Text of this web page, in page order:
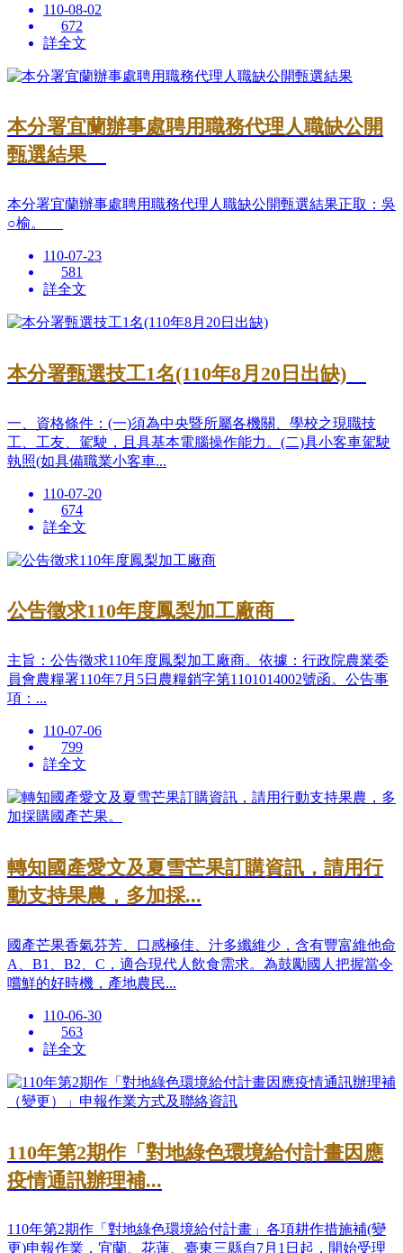
110-08-02
672
詳全文
本分署宜蘭辦事處聘用職務代理人職缺公開
甄選結果
本分署宜蘭辦事處聘用職務代理人職缺公開甄選結果正取：吳
○榆。
110-07-23
581
詳全文
本分署甄選技工1名(110年8月20日出缺)
一、資格條件：(一)須為中央暨所屬各機關、學校之現職技
工、工友、駕駛，且具基本電腦操作能力。(二)具小客車駕駛
執照(如具備職業小客車...
110-07-20
674
詳全文
公告徵求110年度鳳梨加工廠商
主旨：公告徵求110年度鳳梨加工廠商。依據：行政院農業委
員會農糧署110年7月5日農糧銷字第1101014002號函。公告事
項：...
110-07-06
799
詳全文
轉知國產愛文及夏雪芒果訂購資訊，請用行
動支持果農，多加採...
國產芒果香氣芬芳、口感極佳、汁多纖維少，含有豐富維他命
A、B1、B2、C，適合現代人飲食需求。為鼓勵國人把握當令
嚐鮮的好時機，產地農民...
110-06-30
563
詳全文
110年第2期作「對地綠色環境給付計畫因應
疫情通訊辦理補...
110年第2期作「對地綠色環境給付計畫」各項耕作措施補(變
更)申報作業，宜蘭、花蓮、臺東三縣自7月1日起，開始受理